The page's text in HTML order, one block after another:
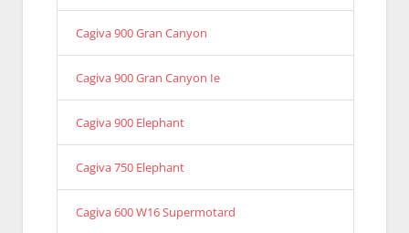
Cagiva 900 Gran Canyon
Cagiva 900 Gran Canyon Ie
Cagiva 900 Elephant
Cagiva 750 Elephant
Cagiva 600 W16 Supermotard